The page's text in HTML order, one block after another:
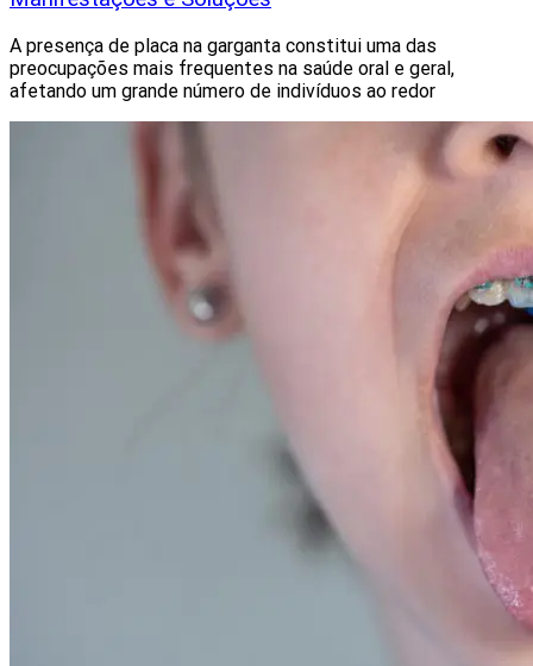
A presença de placa na garganta constitui uma das
preocupações mais frequentes na saúde oral e geral,
afetando um grande número de indivíduos ao redor